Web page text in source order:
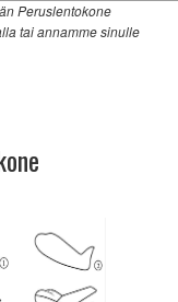
Peruslentokone
tai annamme sinulle